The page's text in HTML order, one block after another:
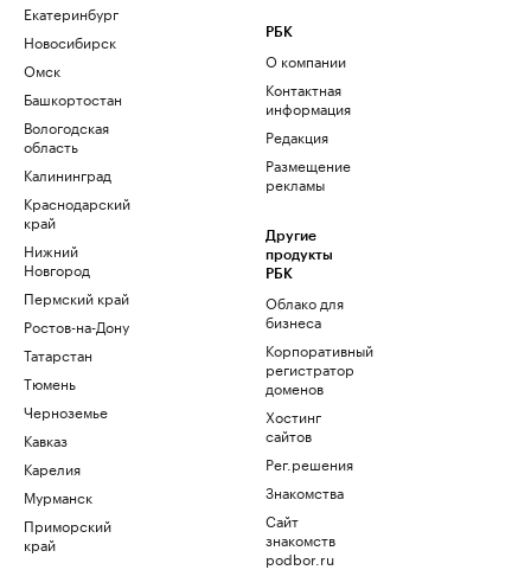
Екатеринбург
Новосибирск
Омск
Башкортостан
Вологодская
область
Калининград
Краснодарский
край
Нижний
Новгород
Пермский край
Ростов-на-Дону
Татарстан
Тюмень
Черноземье
Кавказ
Карелия
Мурманск
Приморский
край
РБК
О компании
Контактная
информация
Редакция
Размещение
рекламы
Другие
продукты
РБК
Облако для
бизнеса
Корпоративный
регистратор
доменов
Хостинг
сайтов
Рег.решения
Знакомства
Сайт
знакомств
podbor.ru